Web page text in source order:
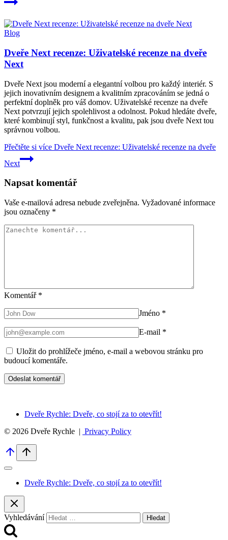
Blog
Dveře Next recenze: Uživatelské recenze na dveře
Next
Dveře Next jsou moderní a elegantní volbou pro každý interiér. S
jejich inovativním designem a kvalitním zpracováním se jedná o
perfektní doplněk pro váš domov. Uživatelské recenze na dveře
Next potvrzují jejich spolehlivost a odolnost. Pokud hledáte dveře,
které kombinují styl, funkčnost a kvalitu, pak jsou dveře Next tou
správnou volbou.
Přečtěte si více Dveře Next recenze: Uživatelské recenze na dveře
Next
Napsat komentář
Vaše e-mailová adresa nebude zveřejněna. Vyžadované informace
jsou označeny *
Komentář *
Jméno *
E-mail *
Uložit do prohlížeče jméno, e-mail a webovou stránku pro
budoucí komentáře.
Dveře Rychle: Dveře, co stojí za to otevřít!
© 2026 Dveře Rychle | Privacy Policy
Dveře Rychle: Dveře, co stojí za to otevřít!
Vyhledávání